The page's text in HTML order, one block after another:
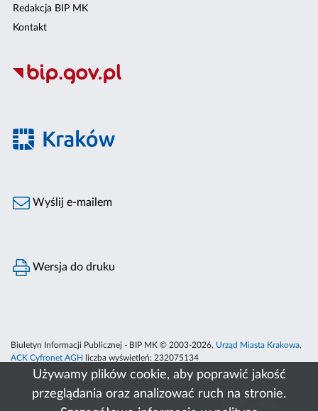
Używamy plików cookie, aby poprawić jakość
przeglądania oraz analizować ruch na stronie.
Redakcja BIP MK
Kontakt
Wyślij e-mailem
Wersja do druku
Biuletyn Informacji Publicznej - BIP MK © 2003-2026, Urząd Miasta Krakowa,
ACK Cyfronet AGH
liczba wyświetleń: 232075134